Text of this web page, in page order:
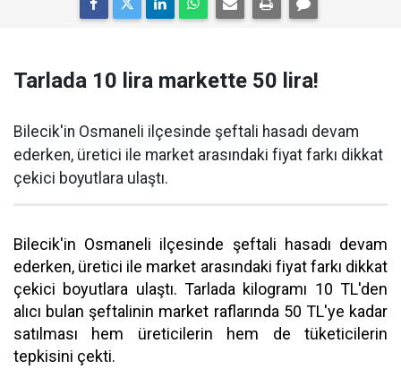
Tarlada 10 lira markette 50 lira!
Bilecik'in Osmaneli ilçesinde şeftali hasadı devam
ederken, üretici ile market arasındaki fiyat farkı dikkat
çekici boyutlara ulaştı.
Bilecik'in Osmaneli ilçesinde şeftali hasadı devam
ederken, üretici ile market arasındaki fiyat farkı dikkat
çekici boyutlara ulaştı. Tarlada kilogramı 10 TL'den
alıcı bulan şeftalinin market raflarında 50 TL'ye kadar
satılması hem üreticilerin hem de tüketicilerin
tepkisini çekti.